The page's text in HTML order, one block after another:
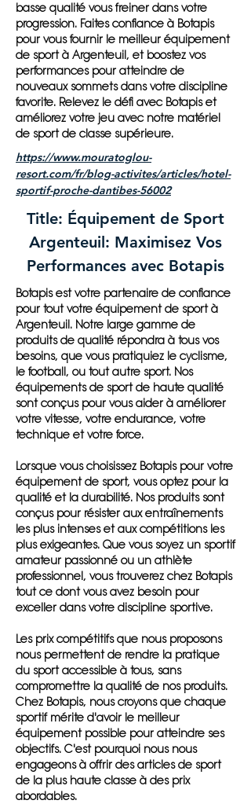
basse qualité vous freiner dans votre
progression. Faites confiance à Botapis
pour vous fournir le meilleur équipement
de sport à Argenteuil, et boostez vos
performances pour atteindre de
nouveaux sommets dans votre discipline
favorite. Relevez le défi avec Botapis et
améliorez votre jeu avec notre matériel
de sport de classe supérieure.
https://www.mouratoglou-
resort.com/fr/blog-activites/articles/hotel-
sportif-proche-dantibes-56002
Title: Équipement de Sport
Argenteuil: Maximisez Vos
Performances avec Botapis
Botapis est votre partenaire de confiance
pour tout votre équipement de sport à
Argenteuil. Notre large gamme de
produits de qualité répondra à tous vos
besoins, que vous pratiquiez le cyclisme,
le football, ou tout autre sport. Nos
équipements de sport de haute qualité
sont conçus pour vous aider à améliorer
votre vitesse, votre endurance, votre
technique et votre force.
Lorsque vous choisissez Botapis pour votre
équipement de sport, vous optez pour la
qualité et la durabilité. Nos produits sont
conçus pour résister aux entraînements
les plus intenses et aux compétitions les
plus exigeantes. Que vous soyez un sportif
amateur passionné ou un athlète
professionnel, vous trouverez chez Botapis
tout ce dont vous avez besoin pour
exceller dans votre discipline sportive.
Les prix compétitifs que nous proposons
nous permettent de rendre la pratique
du sport accessible à tous, sans
compromettre la qualité de nos produits.
Chez Botapis, nous croyons que chaque
sportif mérite d'avoir le meilleur
équipement possible pour atteindre ses
objectifs. C'est pourquoi nous nous
engageons à offrir des articles de sport
de la plus haute classe à des prix
abordables.